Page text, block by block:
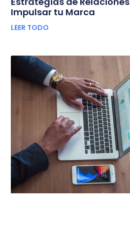
Impulsar tu Marca
LEER TODO